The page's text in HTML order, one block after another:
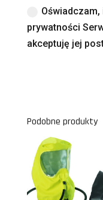
prywatności
akceptuję jej
Podobne produkty